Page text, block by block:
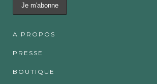
A PROPOS
PRESSE
BOUTIQUE